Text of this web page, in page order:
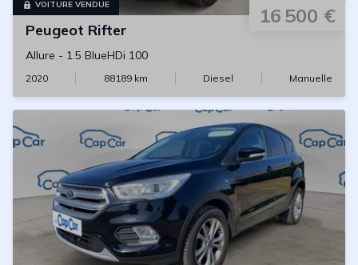
VOITURE VENDUE 16 500 €
Peugeot Rifter
Allure - 1.5 BlueHDi 100
2020 88189km Diesel Manuelle